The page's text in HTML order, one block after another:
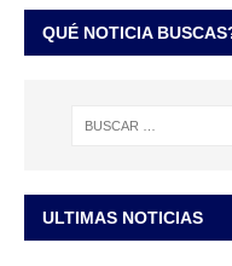
QUÉ NOTICIA
ULTIMAS NOTICIAS